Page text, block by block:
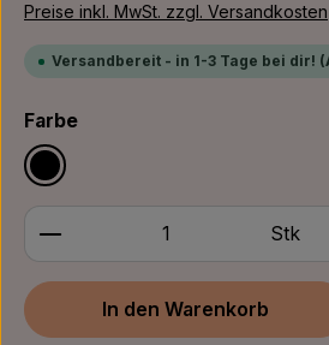
Preise inkl. MwSt. zzgl. Versandkosten
Versandbereit - in 1-3 Tage bei dir!
Farbeauswählen
Schwarz
Produkt Anzahl: Gib denStk
In den Warenkorb